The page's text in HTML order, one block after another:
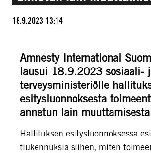
18.9.2023 13:14
Amnesty International
lausui 18.9.2023 sosiaali-
terveysministeriölle
esitysluonnoksesta
annetun lain
Hallituksen esitysluonnoksessa
tiukennuksia siihen, miten